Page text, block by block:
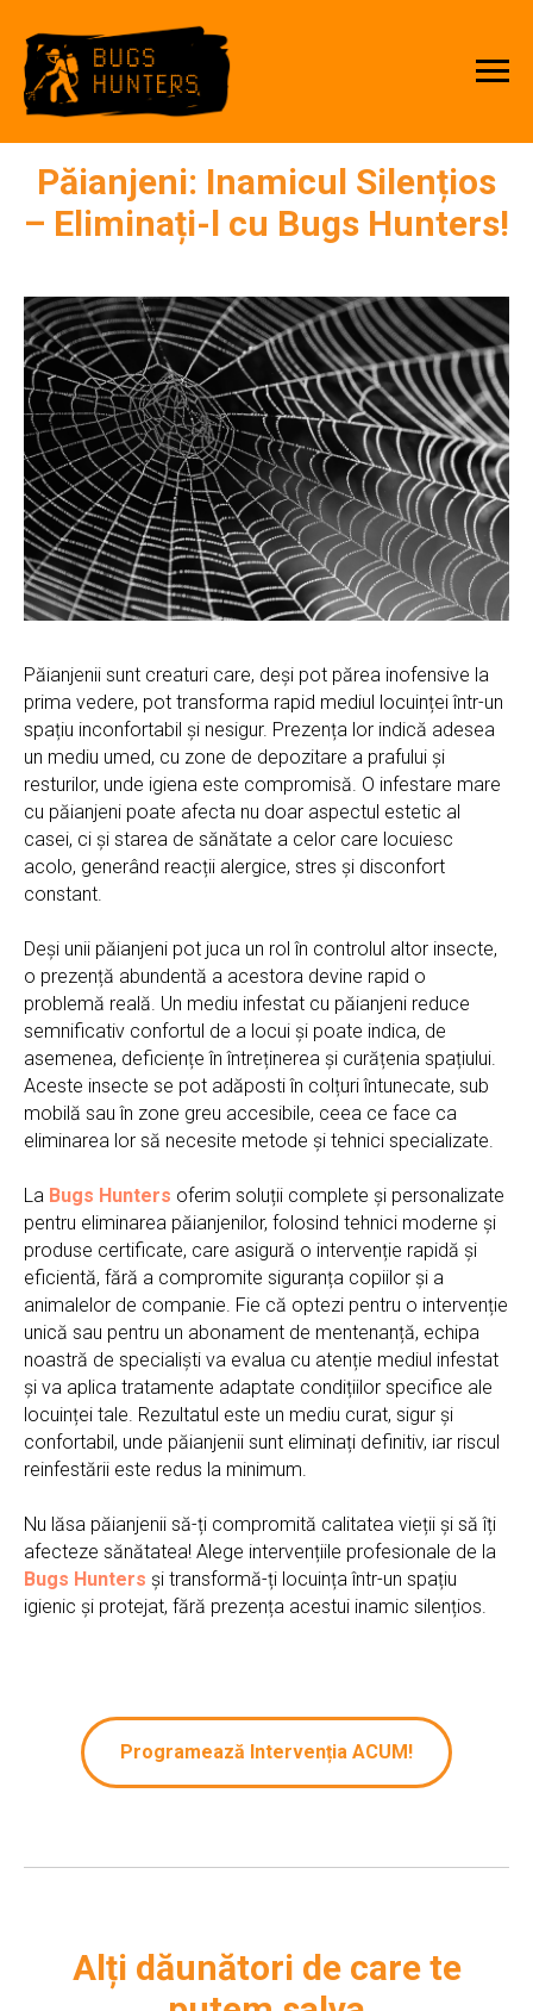
Păianjeni: Inamicul Silențios
– Eliminați-l cu Bugs Hunters!
Păianjenii sunt creaturi care, deși pot părea inofensive la
prima vedere, pot transforma rapid mediul locuinței într-un
spațiu inconfortabil și nesigur. Prezența lor indică adesea
un mediu umed, cu zone de depozitare a prafului și
resturilor, unde igiena este compromisă. O infestare mare
cu păianjeni poate afecta nu doar aspectul estetic al
casei, ci și starea de sănătate a celor care locuiesc
acolo, generând reacții alergice, stres și disconfort
constant.
Deși unii păianjeni pot juca un rol în controlul altor insecte,
o prezență abundentă a acestora devine rapid o
problemă reală. Un mediu infestat cu păianjeni reduce
semnificativ confortul de a locui și poate indica, de
asemenea, deficiențe în întreținerea și curățenia spațiului.
Aceste insecte se pot adăposti în colțuri întunecate, sub
mobilă sau în zone greu accesibile, ceea ce face ca
eliminarea lor să necesite metode și tehnici specializate.
La Bugs Hunters oferim soluții complete și personalizate
pentru eliminarea păianjenilor, folosind tehnici moderne și
produse certificate, care asigură o intervenție rapidă și
eficientă, fără a compromite siguranța copiilor și a
animalelor de companie. Fie că optezi pentru o intervenție
unică sau pentru un abonament de mentenanță, echipa
noastră de specialiști va evalua cu atenție mediul infestat
și va aplica tratamente adaptate condițiilor specifice ale
locuinței tale. Rezultatul este un mediu curat, sigur și
confortabil, unde păianjenii sunt eliminați definitiv, iar riscul
reinfestării este redus la minimum.
Nu lăsa păianjenii să-ți compromită calitatea vieții și să îți
afecteze sănătatea! Alege intervențiile profesionale de la
Bugs Hunters și transformă-ți locuința într-un spațiu
igienic și protejat, fără prezența acestui inamic silențios.
Programează Intervenția ACUM!
Alți dăunători de care te